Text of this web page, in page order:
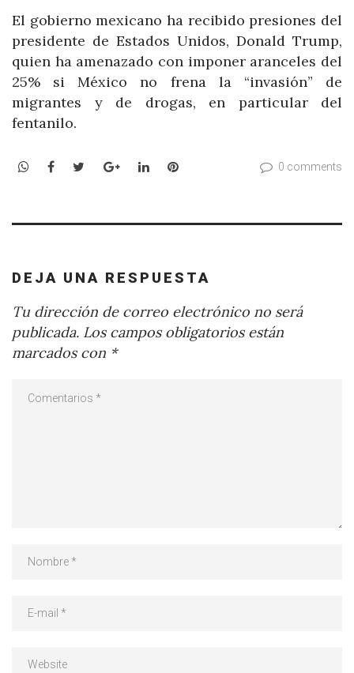
El gobierno mexicano ha recibido presiones del
presidente de Estados Unidos, Donald Trump,
quien ha amenazado con imponer aranceles del
25% si México no frena la “invasión” de
migrantes y de drogas, en particular del
fentanilo.
WhatsApp
Facebook
TwitterGoogle+LinkedInPinterest 0 comments
DEJA UNA RESPUESTA
Tu dirección de correo electrónico no será
publicada. Los campos obligatorios están
marcados con *